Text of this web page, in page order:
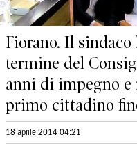
Fiorano. Il
termine del
anni di impegno
primo cittadino
18 aprile 2014 04:21